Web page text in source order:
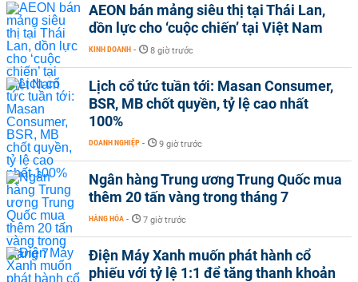
AEON bán mảng siêu thị tại Thái Lan,
dồn lực cho ‘cuộc chiến’ tại Việt Nam
KINH DOANH - 8 giờ trước
Lịch cổ tức tuần tới: Masan Consumer,
BSR, MB chốt quyền, tỷ lệ cao nhất
100%
DOANH NGHIỆP - 9 giờ trước
Ngân hàng Trung ương Trung Quốc mua
thêm 20 tấn vàng trong tháng 7
HÀNG HÓA - 7 giờ trước
Điện Máy Xanh muốn phát hành cổ
phiếu với tỷ lệ 1:1 để tăng thanh khoản